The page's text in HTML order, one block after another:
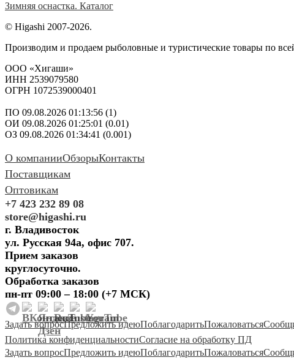
Зимняя оснастка. Каталог
© Higashi 2007-2026.
Производим и продаем рыболовные и туристические товары по
ООО «Хигаши»
ИНН 2539079580
ОГРН 1072539000401
ПО 09.08.2026 01:13:56 (1)
ОИ 09.08.2026 01:25:01 (0.01)
ОЗ 09.08.2026 01:34:41 (0.001)
О компанииОбзорыКонтакты
Поставщикам
Оптовикам
+7 423 232 89 08
store@higashi.ru
г. Владивосток
ул. Русская 94а, офис 707.
Прием заказов
круглосуточно.
Обработка заказов
пн-пт 09:00 – 18:00 (+7 МСК)
Задать вопросПредложить идеюПоблагодаритьПожаловаться
Политика конфиденциальностиСогласие на обработку ПД
Задать вопросПредложить идеюПоблагодаритьПожаловаться